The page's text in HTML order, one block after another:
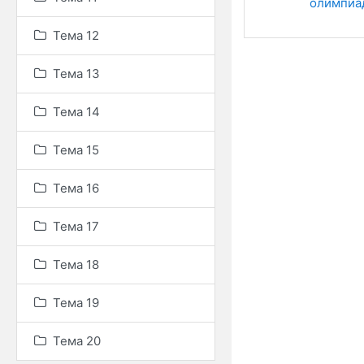
Тема 12
Тема 13
Тема 14
Тема 15
Тема 16
Тема 17
Тема 18
Тема 19
Тема 20